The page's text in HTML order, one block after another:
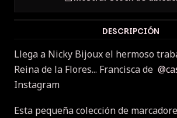
DESCRIPCIÓN
Llega a Nicky Bijoux el hermoso
Reina de la Flores... Francisca de
Instagram
Esta pequeña colección de